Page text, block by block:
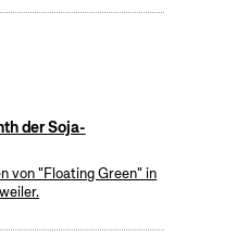
der Soja-
von "Floating Green" in